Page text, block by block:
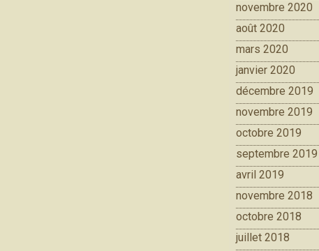
novembre 2020
août 2020
mars 2020
janvier 2020
décembre 2019
novembre 2019
octobre 2019
septembre 2019
avril 2019
novembre 2018
octobre 2018
juillet 2018